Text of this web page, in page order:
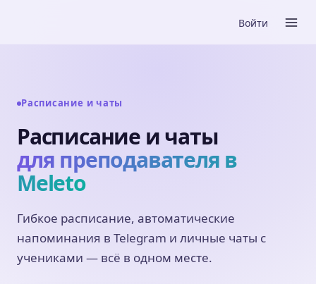
Войти
Расписание и чаты
Расписание и чаты
для преподавателя в
Meleto
Гибкое расписание, автоматические
напоминания в Telegram и личные чаты с
учениками — всё в одном месте.